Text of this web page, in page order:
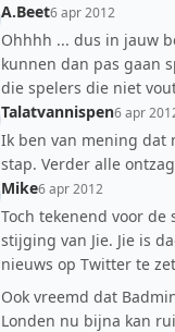
A.Beet6 apr 2012
Ohhhh ... dus in jauw
kunnen dan pas gaan
die spelers die niet
Talatvannispen6 apr
Ik ben van mening dat
stap. Verder alle
Mike6 apr 2012
Toch tekenend voor
stijging van Jie. Jie is
nieuws op Twitter te
Ook vreemd dat
Londen nu bijna kan